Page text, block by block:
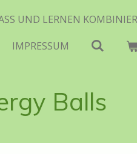
UND LERNEN
IMPRESSUM
Balls